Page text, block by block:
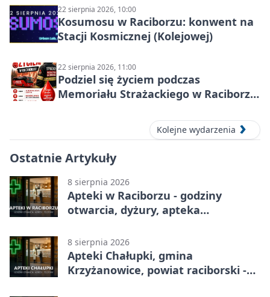
22 sierpnia 2026, 10:00
Kosumosu w Raciborzu: konwent na
Stacji Kosmicznej (Kolejowej)
22 sierpnia 2026, 11:00
Podziel się życiem podczas
Memoriału Strażackiego w Raciborzu
Kolejne wydarzenia
Ostatnie Artykuły
8 sierpnia 2026
Apteki w Raciborzu - godziny
otwarcia, dyżury, apteka
8 sierpnia 2026
Apteki Chałupki, gmina
Krzyżanowice, powiat raciborski -